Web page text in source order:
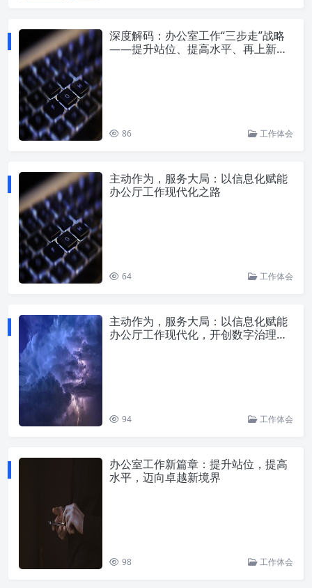
深度解码：办公室工作“三步走”战略
——提升站位、提高水平、再上新台
86 工作体会
主动作为，服务大局：以信息化赋能
办公厅工作现代化之路
64 工作体会
主动作为，服务大局：以信息化赋能
办公厅工作现代化，开创数字治理新
94 工作体会
办公室工作新篇章：提升站位，提高
水平，迈向卓越新境界
98 工作体会